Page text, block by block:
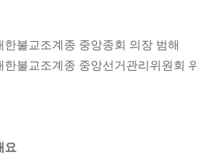
한불교조계종 중앙종회 의장 범해
한불교조계종 중앙선거관리위원회
요